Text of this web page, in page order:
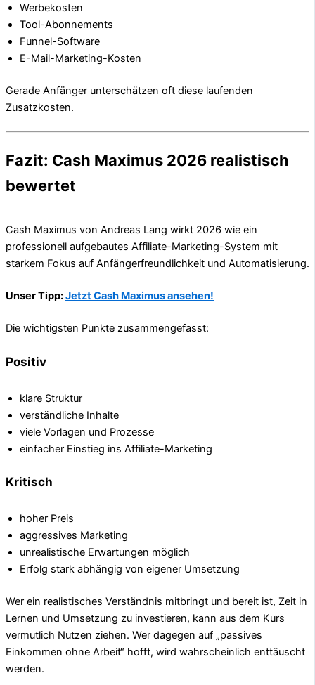
Werbekosten
Tool-Abonnements
Funnel-Software
E-Mail-Marketing-Kosten
Gerade Anfänger unterschätzen oft diese laufenden
Zusatzkosten.
Fazit: Cash Maximus 2026 realistisch
bewertet
Cash Maximus von Andreas Lang wirkt 2026 wie ein
professionell aufgebautes Affiliate-Marketing-System mit
starkem Fokus auf Anfängerfreundlichkeit und Automatisierung.
Unser Tipp:Jetzt Cash Maximus ansehen!
Die wichtigsten Punkte zusammengefasst:
Positiv
klare Struktur
verständliche Inhalte
viele Vorlagen und Prozesse
einfacher Einstieg ins Affiliate-Marketing
Kritisch
hoher Preis
aggressives Marketing
unrealistische Erwartungen möglich
Erfolg stark abhängig von eigener Umsetzung
Wer ein realistisches Verständnis mitbringt und bereit ist, Zeit in
Lernen und Umsetzung zu investieren, kann aus dem Kurs
vermutlich Nutzen ziehen. Wer dagegen auf „passives
Einkommen ohne Arbeit“ hofft, wird wahrscheinlich enttäuscht
werden.